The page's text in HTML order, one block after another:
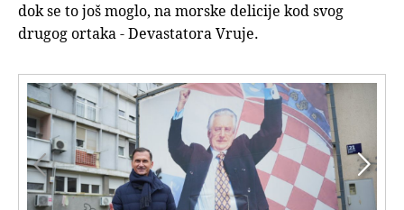
dok se to još moglo, na morske delicije kod svog
drugog ortaka - Devastatora Vruje.

